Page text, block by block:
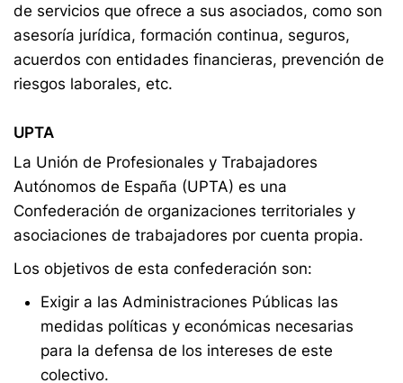
de servicios que ofrece a sus asociados, como son
asesoría jurídica, formación continua, seguros,
acuerdos con entidades financieras, prevención de
riesgos laborales, etc.
UPTA
La Unión de Profesionales y Trabajadores
Autónomos de España (UPTA) es una
Confederación de organizaciones territoriales y
asociaciones de trabajadores por cuenta propia.
Los objetivos de esta confederación son:
Exigir a las Administraciones Públicas las
medidas políticas y económicas necesarias
para la defensa de los intereses de este
colectivo.